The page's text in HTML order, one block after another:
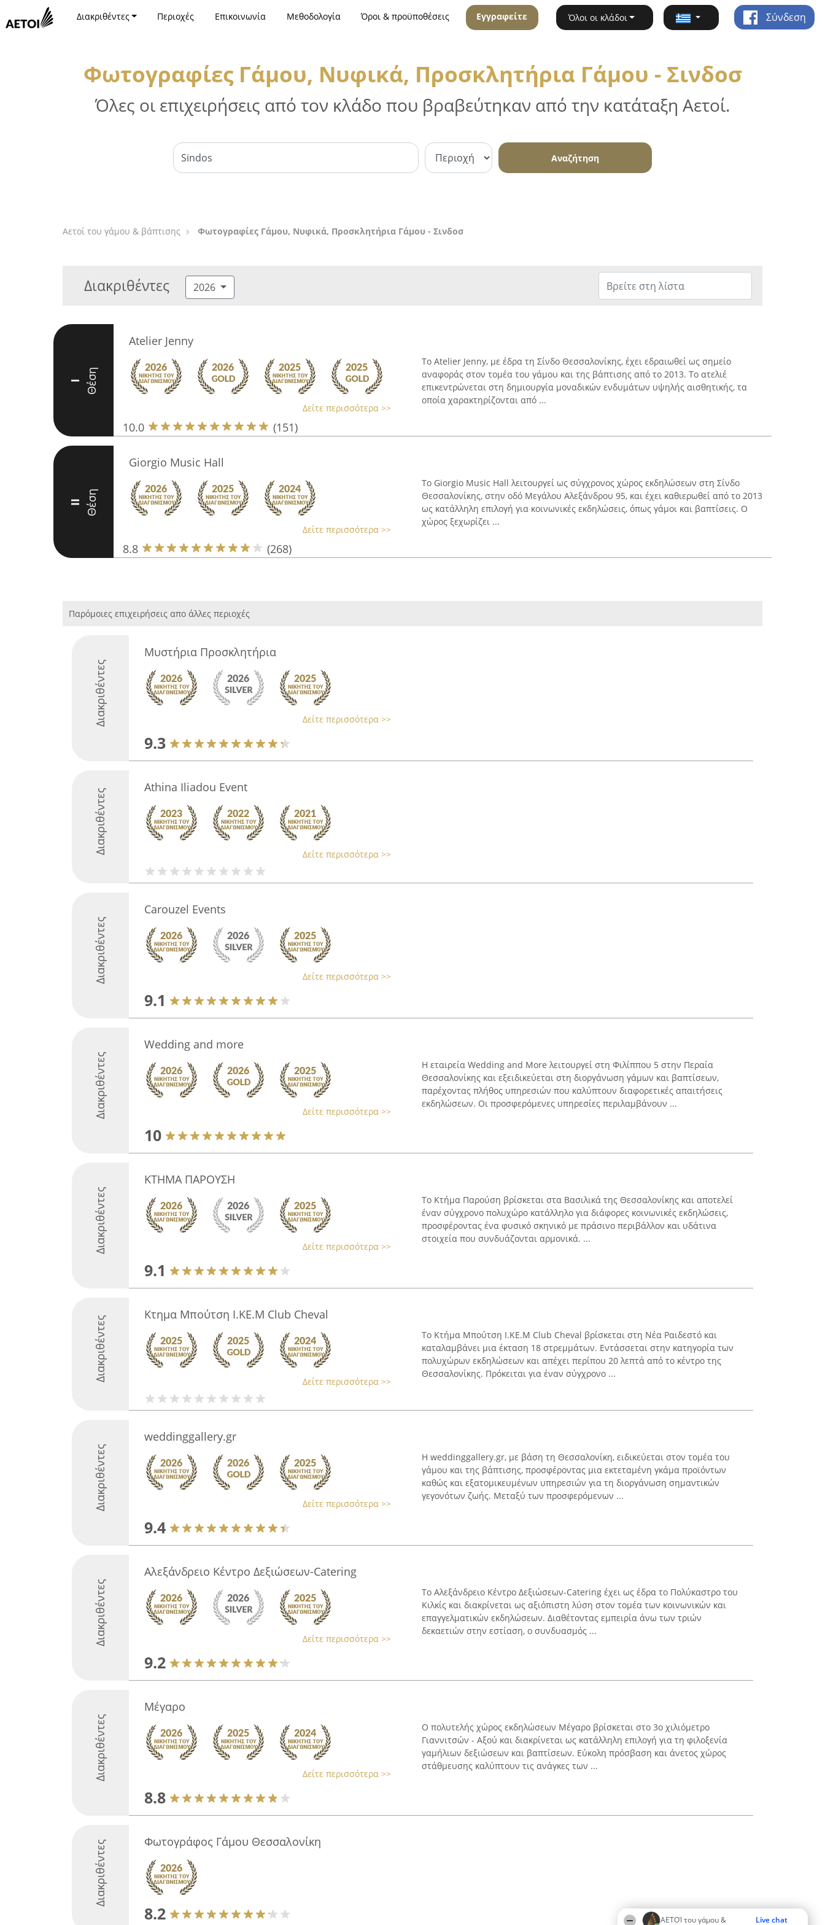
ΑΕΤΟΊ του γάμου & Live chat
Διακριθέντες Περιοχές Επικοινωνία Μεθοδολογία Όροι & προϋποθέσεις Εγγραφείτε Όλοι οι κλάδοι Σύνδεση
Φωτογραφίες Γάμου, Νυφικά, Προσκλητήρια Γάμου - Σινδοσ
Όλες οι επιχειρήσεις από τον κλάδο που βραβεύτηκαν από την κατάταξη Αετοί.
Αναζήτηση
Αετοί του γάμου & βάπτισης Φωτογραφίες Γάμου, Νυφικά, Προσκλητήρια Γάμου - Σινδοσ
Διακριθέντες 2026
I Θέση
Atelier Jenny
Δείτε περισσότερα >>
10.0 (151)
Το Atelier Jenny, με έδρα τη Σίνδο Θεσσαλονίκης, έχει εδραιωθεί ως σημείο
αναφοράς στον τομέα του γάμου και της βάπτισης από το 2013. Το ατελιέ
επικεντρώνεται στη δημιουργία μοναδικών ενδυμάτων υψηλής αισθητικής, τα
οποία χαρακτηρίζονται από ...
II Θέση
Giorgio Music Hall
Δείτε περισσότερα >>
8.8 (268)
Το Giorgio Music Hall λειτουργεί ως σύγχρονος χώρος εκδηλώσεων στη Σίνδο
Θεσσαλονίκης, στην οδό Μεγάλου Αλεξάνδρου 95, και έχει καθιερωθεί από το 2013
ως κατάλληλη επιλογή για κοινωνικές εκδηλώσεις, όπως γάμοι και βαπτίσεις. Ο
χώρος ξεχωρίζει ...
Παρόμοιες επιχειρήσεις απο άλλες περιοχές
Διακριθέντες
Μυστήρια Προσκλητήρια
Δείτε περισσότερα >>
9.3
Διακριθέντες
Athina Iliadou Event
Δείτε περισσότερα >>
Διακριθέντες
Carouzel Events
Δείτε περισσότερα >>
9.1
Διακριθέντες
Wedding and more
Δείτε περισσότερα >>
10
Η εταιρεία Wedding and More λειτουργεί στη Φιλίππου 5 στην Περαία
Θεσσαλονίκης και εξειδικεύεται στη διοργάνωση γάμων και βαπτίσεων,
παρέχοντας πλήθος υπηρεσιών που καλύπτουν διαφορετικές απαιτήσεις
εκδηλώσεων. Οι προσφερόμενες υπηρεσίες περιλαμβάνουν ...
Διακριθέντες
ΚΤΗΜΑ ΠΑΡΟΥΣΗ
Δείτε περισσότερα >>
9.1
Το Κτήμα Παρούση βρίσκεται στα Βασιλικά της Θεσσαλονίκης και αποτελεί
έναν σύγχρονο πολυχώρο κατάλληλο για διάφορες κοινωνικές εκδηλώσεις,
προσφέροντας ένα φυσικό σκηνικό με πράσινο περιβάλλον και υδάτινα
στοιχεία που συνδυάζονται αρμονικά. ...
Διακριθέντες
Κτημα Μπούτση Ι.ΚΕ.Μ Club Cheval
Δείτε περισσότερα >>
Το Κτήμα Μπούτση Ι.ΚΕ.Μ Club Cheval βρίσκεται στη Νέα Ραιδεστό και
καταλαμβάνει μια έκταση 18 στρεμμάτων. Εντάσσεται στην κατηγορία των
πολυχώρων εκδηλώσεων και απέχει περίπου 20 λεπτά από το κέντρο της
Θεσσαλονίκης. Πρόκειται για έναν σύγχρονο ...
Διακριθέντες
weddinggallery.gr
Δείτε περισσότερα >>
9.4
Η weddinggallery.gr, με βάση τη Θεσσαλονίκη, ειδικεύεται στον τομέα του
γάμου και της βάπτισης, προσφέροντας μια εκτεταμένη γκάμα προϊόντων
καθώς και εξατομικευμένων υπηρεσιών για τη διοργάνωση σημαντικών
γεγονότων ζωής. Μεταξύ των προσφερόμενων ...
Διακριθέντες
Αλεξάνδρειο Κέντρο Δεξιώσεων-Catering
Δείτε περισσότερα >>
9.2
Το Αλεξάνδρειο Κέντρο Δεξιώσεων-Catering έχει ως έδρα το Πολύκαστρο του
Κιλκίς και διακρίνεται ως αξιόπιστη λύση στον τομέα των κοινωνικών και
επαγγελματικών εκδηλώσεων. Διαθέτοντας εμπειρία άνω των τριών
δεκαετιών στην εστίαση, ο συνδυασμός ...
Διακριθέντες
Μέγαρο
Δείτε περισσότερα >>
8.8
Ο πολυτελής χώρος εκδηλώσεων Μέγαρο βρίσκεται στο 3ο χιλιόμετρο
Γιαννιτσών - Αξού και διακρίνεται ως κατάλληλη επιλογή για τη φιλοξενία
γαμήλιων δεξιώσεων και βαπτίσεων. Εύκολη πρόσβαση και άνετος χώρος
στάθμευσης καλύπτουν τις ανάγκες των ...
Διακριθέντες Φωτογράφος Γάμου Θεσσαλονίκη
8.2